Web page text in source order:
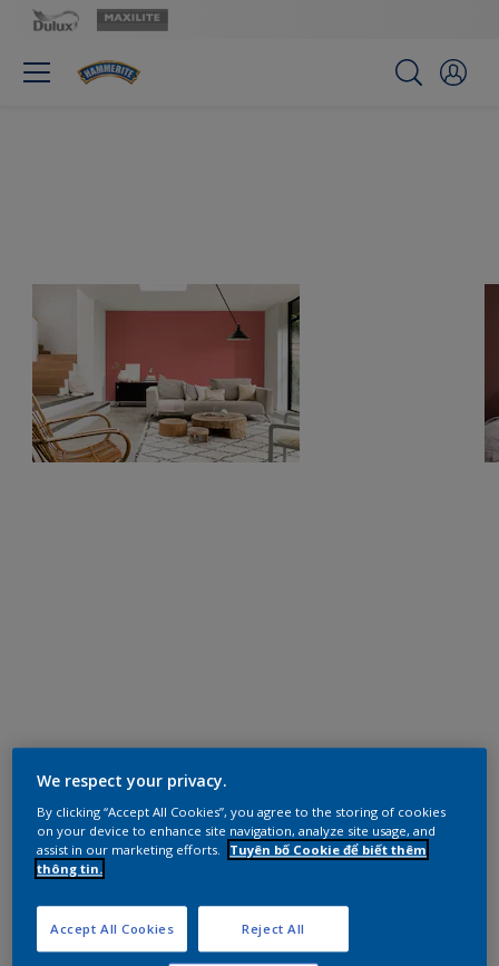
We respect your privacy.
By clicking “Accept All Cookies”, you agree to the storing of cookies
on your device to enhance site navigation, analyze site usage, and
assist in our marketing efforts.
Tuyên bố Cookie để biết thêm
thông tin.
Reject All
Accept All Cookies